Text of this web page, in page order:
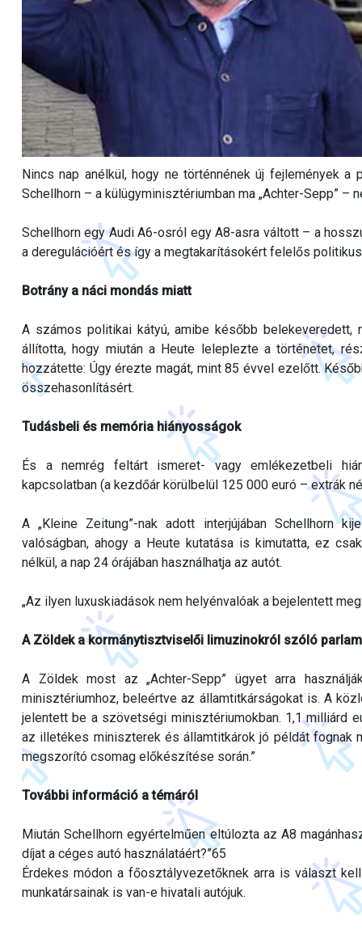
Nincs nap anélkül, hogy ne történnének új fejlemények
Schellhorn – a külügyminisztériumban ma „Achter-Sepp” –
Schellhorn egy Audi A6-osról egy A8-asra váltott – a
a deregulációért és így a megtakarításokért felelős
Botrány a náci mondás miatt
A számos politikai kátyú, amibe később belekeveredett,
állította, hogy miután a Heute leleplezte a történetet,
hozzátette: Úgy érezte magát, mint 85 évvel ezelőtt.
összehasonlításért.
Tudásbeli és memória hiányosságok
És a nemrég feltárt ismeret- vagy emlékezetbeli
kapcsolatban (a kezdőár körülbelül 125 000 euró – extrák
A „Kleine Zeitung”-nak adott interjújában Schellhorn
valóságban, ahogy a Heute kutatása is kimutatta, ez
nélkül, a nap 24 órájában használhatja az autót.
„Az ilyen luxuskiadások nem helyénvalóak a bejelentett
A Zöldek a kormánytisztviselői limuzinokról szóló
A Zöldek most az „Achter-Sepp” ügyet arra
minisztériumhoz, beleértve az államtitkárságokat is. A
jelentett be a szövetségi minisztériumokban. 1,1 milliárd
az illetékes miniszterek és államtitkárok jó példát fognak
megszorító csomag előkészítése során.”
További információ a témáról
Miután Schellhorn egyértelműen eltúlozta az A8
díjat a céges autó használatáért?”65
Érdekes módon a főosztályvezetőknek arra is választ
munkatársainak is van-e hivatali autójuk.